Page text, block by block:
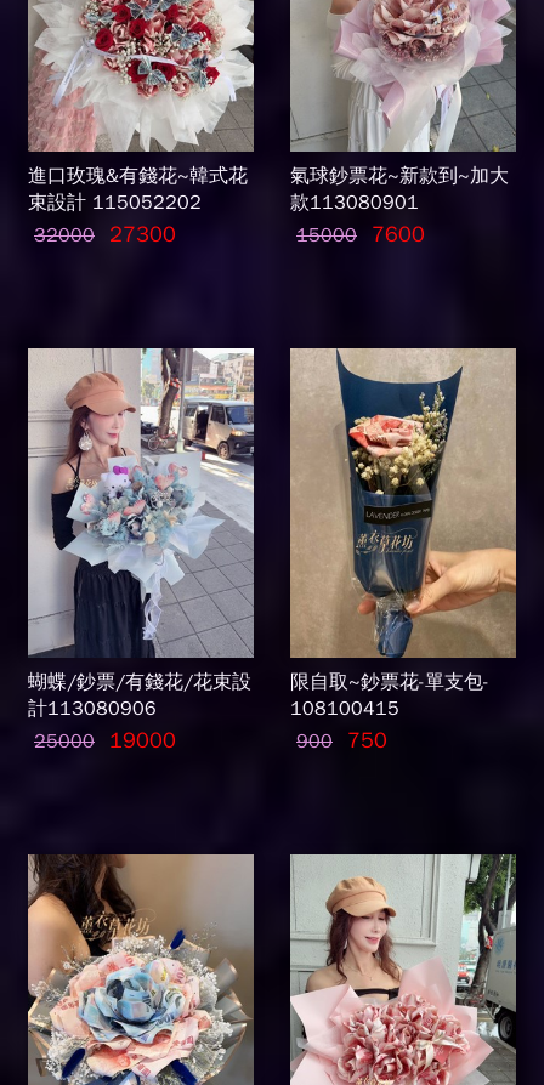
進口玫瑰&有錢花~韓式花
束設計 115052202
32000
27300
氣球鈔票花~新款到~加大
款113080901
15000
7600
蝴蝶/鈔票/有錢花/花束設
計113080906
25000
19000
限自取~鈔票花-單支包-
108100415
900
750